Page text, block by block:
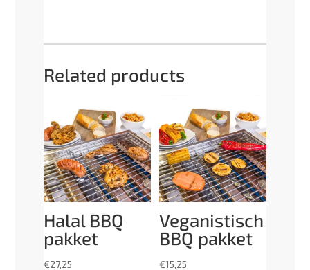
Related products
Halal BBQ
pakket
€27,25
Veganistisch
BBQ pakket
€15,25